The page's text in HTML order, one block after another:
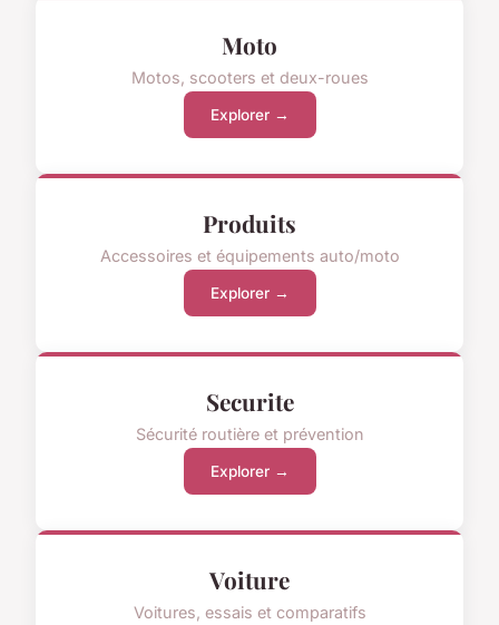
Moto
Motos, scooters et deux-roues
Explorer →
Produits
Accessoires et équipements auto/moto
Explorer →
Securite
Sécurité routière et prévention
Explorer →
Voiture
Voitures, essais et comparatifs